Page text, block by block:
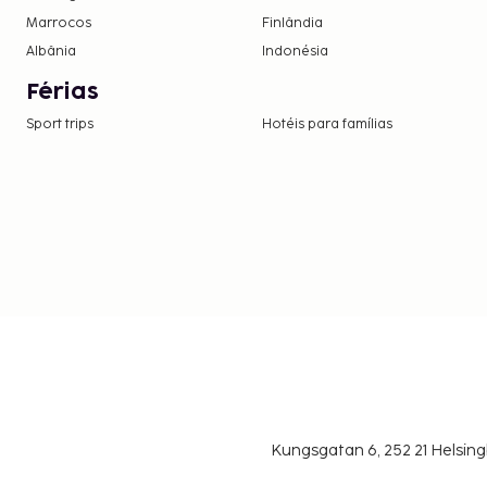
aplica a crianças com menos de 16 anos.
Incluímos todas as taxas que o alojamento nos
neste alojamento não poderão exceder 1000
Marrocos
Finlândia
Albânia
Indonésia
Férias
Sport trips Hotéis para famílias
Kungsgatan 6, 252 21